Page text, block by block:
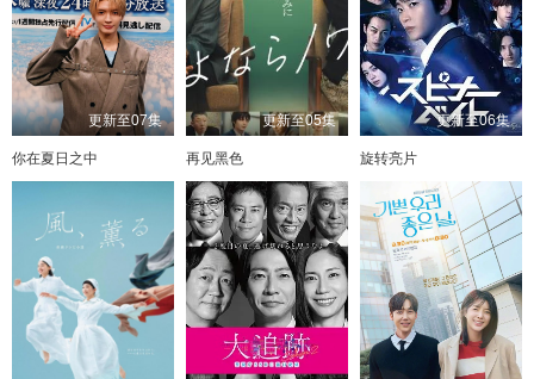
更新至07集
你在夏日之中
更新至05集
再见黑色
更新至06集
旋转亮片